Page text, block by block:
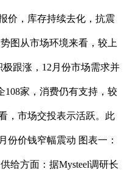
价，库存持续去化，抗震
图从市场环境来看，较上
跟涨，12月份市场需求并
108家，消费仍有支持，较
，市场交投表示活跃。此
份价钱窄幅震动 图表一：
给方面：据Mysteel调研长